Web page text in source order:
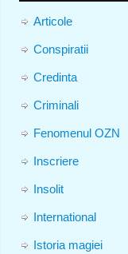
Articole
Conspiratii
Credinta
Criminali
Fenomenul OZN
Inscriere
Insolit
International
Istoria magiei